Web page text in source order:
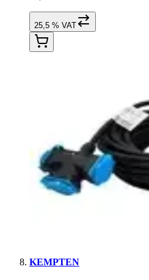
25,5 % VAT
KEMPTEN